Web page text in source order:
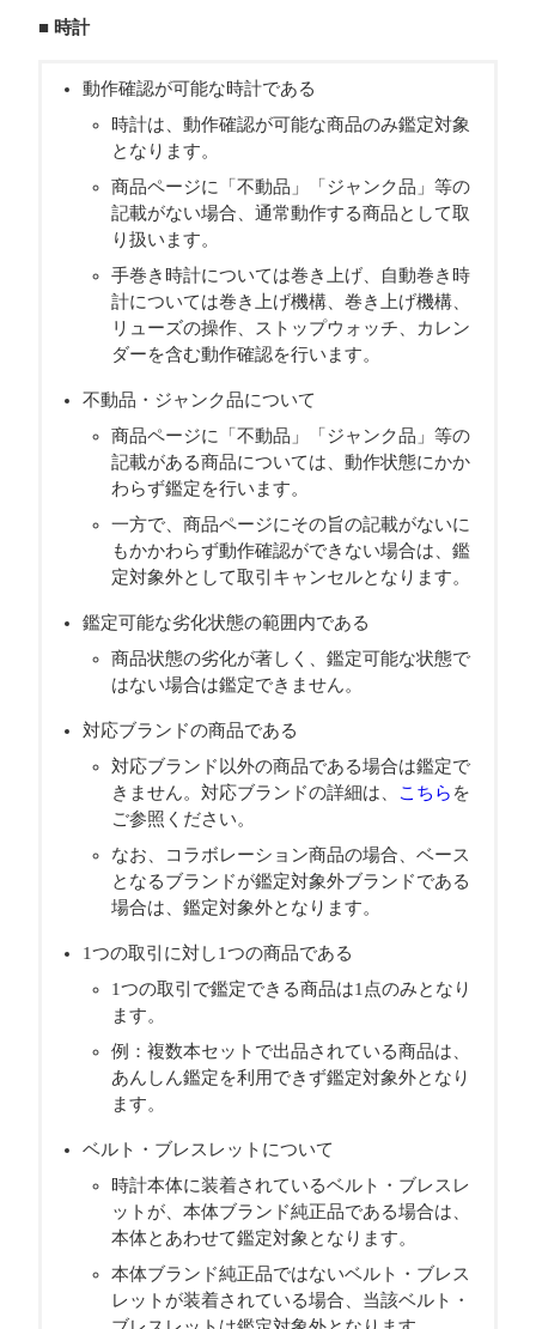
■ 時計
動作確認が可能な時計である
時計は、動作確認が可能な商品のみ鑑定対象
となります。
商品ページに「不動品」「ジャンク品」等の
記載がない場合、通常動作する商品として取
り扱います。
手巻き時計については巻き上げ、自動巻き時
計については巻き上げ機構、巻き上げ機構、
リューズの操作、ストップウォッチ、カレン
ダーを含む動作確認を行います。
不動品・ジャンク品について
商品ページに「不動品」「ジャンク品」等の
記載がある商品については、動作状態にかか
わらず鑑定を行います。
一方で、商品ページにその旨の記載がないに
もかかわらず動作確認ができない場合は、鑑
定対象外として取引キャンセルとなります。
鑑定可能な劣化状態の範囲内である
商品状態の劣化が著しく、鑑定可能な状態で
はない場合は鑑定できません。
対応ブランドの商品である
対応ブランド以外の商品である場合は鑑定で
きません。対応ブランドの詳細は、
こちら を
ご参照ください。
なお、コラボレーション商品の場合、ベース
となるブランドが鑑定対象外ブランドである
場合は、鑑定対象外となります。
1つの取引に対し1つの商品である
1つの取引で鑑定できる商品は1点のみとなり
ます。
例：複数本セットで出品されている商品は、
あんしん鑑定を利用できず鑑定対象外となり
ます。
ベルト・ブレスレットについて
時計本体に装着されているベルト・ブレスレ
ットが、本体ブランド純正品である場合は、
本体とあわせて鑑定対象となります。
本体ブランド純正品ではないベルト・ブレス
レットが装着されている場合、当該ベルト・